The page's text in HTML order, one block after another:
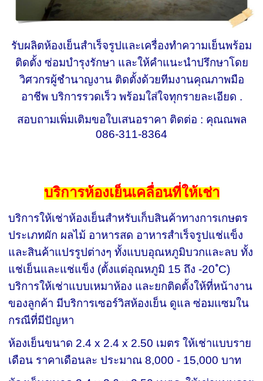
รับผลิตห้องเย็นสำเร็จรูปและเครื่องทำความเย็นพร้อม
ติดตั้ง ซ่อมบำรุงรักษา และให้คำแนะนำปรึกษาโดย
วิศวกรผู้ชำนาญงาน ติดตั้งด้วยทีมงานคุณภาพมือ
อาชีพ บริการรวดเร็ว พร้อมใส่ใจทุกรายละเอียด .
สอบถามเพิ่มเติมขอใบเสนอราคา ติดต่อ : คุณณพล
086-311-8364
บริการห้องเย็นเคลื่อนที่ให้เช่า
บริการให้เช่าห้องเย็นสำหรับเก็บสินค้าทางการเกษตร
ประเภทผัก ผลไม้ อาหารสด อาหารสำเร็จรูปแช่แข็ง
และสินค้าแปรรูปต่างๆ ทั้งแบบอุณหภูมิบวกและลบ ทั้ง
แช่เย็นและแช่แข็ง (ตั้งแต่อุณหภูมิ 15 ถึง -20 ํC)
บริการให้เช่าแบบเหมาห้อง และยกติดตั้งให้ที่หน้างาน
ของลูกค้า มีบริการเซอร์วิสห้องเย็น ดูแล ซ่อมเเซมใน
กรณีที่มีปัญหา
ห้องเย็นขนาด 2.4 x 2.4 x 2.50 เมตรให้เช่าแบบราย
เดือน ราคาเดือนละ ประมาณ 8,000 - 15,000 บาท